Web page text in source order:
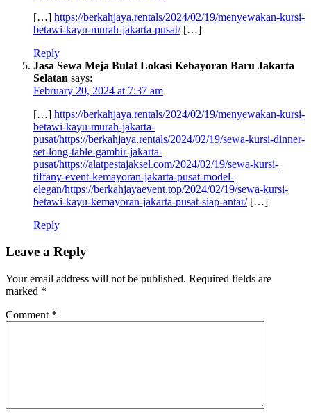
[…] https://berkahjaya.rentals/2024/02/19/menyewakan-kursi-
betawi-kayu-murah-jakarta-pusat/[…]
Reply
Jasa Sewa Meja Bulat Lokasi Kebayoran Baru Jakarta
Selatan says:
February 20, 2024 at 7:37 am
[…] https://berkahjaya.rentals/2024/02/19/menyewakan-kursi-
betawi-kayu-murah-jakarta-
pusat/https://berkahjaya.rentals/2024/02/19/sewa-kursi-dinner-
set-long-table-gambir-jakarta-
pusat/https://alatpestajaksel.com/2024/02/19/sewa-kursi-
tiffany-event-kemayoran-jakarta-pusat-model-
elegan/https://berkahjayaevent.top/2024/02/19/sewa-kursi-
betawi-kayu-kemayoran-jakarta-pusat-siap-antar/[…]
Reply
Leave a Reply
Your email address will not be published. Required fields are
marked *
Comment *